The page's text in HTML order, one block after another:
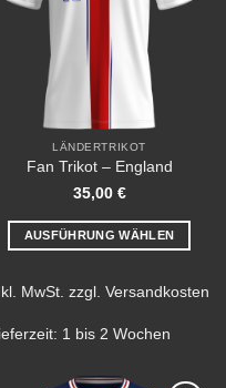
Produktseite
gewählt
werden
LÄNDERTRIKOT
Fan Trikot – England
35,00 €
AUSFÜHRUNG WÄHLEN
Produkt
mehrere
auf.
MwSt. zzgl. Versandkosten
1 bis 2 Wochen